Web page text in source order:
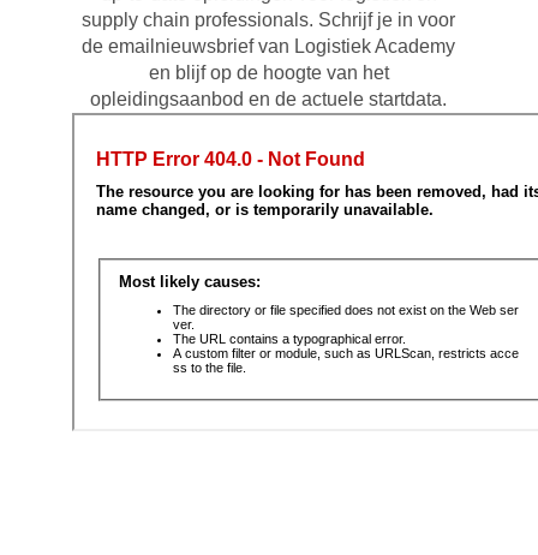
supply chain professionals. Schrijf je in voor
de emailnieuwsbrief van Logistiek Academy
en blijf op de hoogte van het
opleidingsaanbod en de actuele startdata.